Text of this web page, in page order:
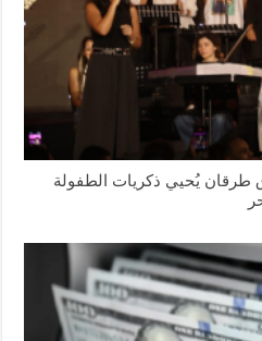
طرقان يُحيي ذكريات الطفولة